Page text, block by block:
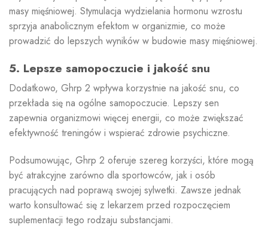
masy mięśniowej. Stymulacja wydzielania hormonu wzrostu
sprzyja anabolicznym efektom w organizmie, co może
prowadzić do lepszych wyników w budowie masy mięśniowej.
5. Lepsze samopoczucie i jakość snu
Dodatkowo, Ghrp 2 wpływa korzystnie na jakość snu, co
przekłada się na ogólne samopoczucie. Lepszy sen
zapewnia organizmowi więcej energii, co może zwiększać
efektywność treningów i wspierać zdrowie psychiczne.
Podsumowując, Ghrp 2 oferuje szereg korzyści, które mogą
być atrakcyjne zarówno dla sportowców, jak i osób
pracujących nad poprawą swojej sylwetki. Zawsze jednak
warto konsultować się z lekarzem przed rozpoczęciem
suplementacji tego rodzaju substancjami.